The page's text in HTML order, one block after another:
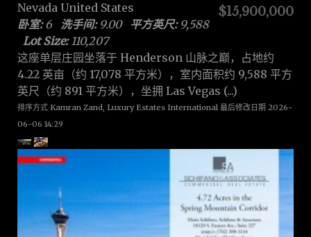
$15,900,000
Nevada United States
卧室:6 洗手间:9.00 平方英尺:9,588
Lot Size:110,207
这座单层庄园坐落于 Henderson 山脉之巅，占地约
4.22 英亩（约 17,078 平方米），室内面积约 9,588 平方
英尺（约 891 平方米），坐拥 Las Vegas (...)
排序方式 Kamran Zand, Luxury Estates International 最后修改日期 2026-
06-06 14:29